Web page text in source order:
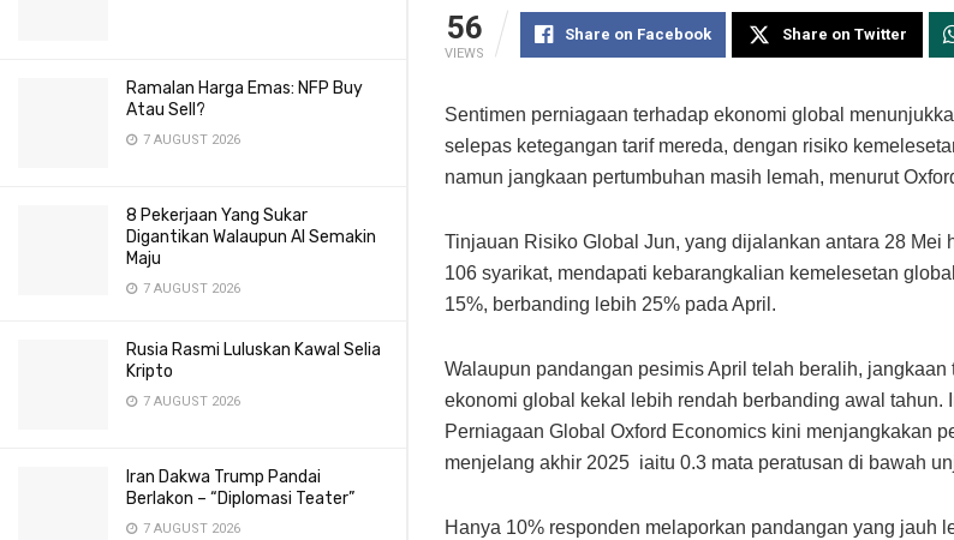
Ramalan Harga Emas: NFP Buy
Atau Sell?
7 AUGUST 2026
8 Pekerjaan Yang Sukar
Digantikan Walaupun AI Semakin
Maju
7 AUGUST 2026
Rusia Rasmi Luluskan Kawal Selia
Kripto
7 AUGUST 2026
Iran Dakwa Trump Pandai
Berlakon – “Diplomasi Teater”
7 AUGUST 2026
56
VIEWS
Share on Facebook Share on Twitter
Sentimen perniagaan terhadap ekonomi global
selepas ketegangan tarif mereda, dengan risiko
namun jangkaan pertumbuhan masih lemah, menurut
Tinjauan Risiko Global Jun, yang dijalankan antara 28 Mei
106 syarikat, mendapati kebarangkalian kemelesetan
15%, berbanding lebih 25% pada April.
Walaupun pandangan pesimis April telah beralih, jangkaan
ekonomi global kekal lebih rendah berbanding awal tahun.
Perniagaan Global Oxford Economics kini menjangkakan
menjelang akhir 2025 iaitu 0.3 mata peratusan di bawah
Hanya 10% responden melaporkan pandangan yang jauh